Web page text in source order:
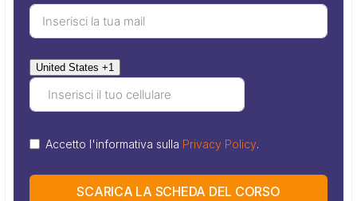
United States +1
Accetto l'informativa sulla Privacy Policy.
SCARICA LA SCHEDA DEL CORSO